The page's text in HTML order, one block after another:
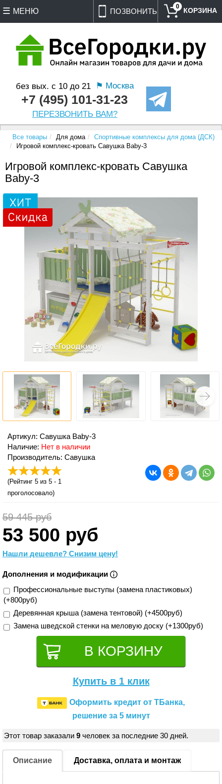
ПОЗВОНИТЬ
без вых. с 10 до 21 ⚑ Москва
+7 (495) 101-31-23
ПЕРЕЗВОНИТЬ ВАМ?
0
МЕНЮ
Все товары Для дома
Спортивные комплексы для дома (ДСК)
Игровой комплекс-кровать Савушка Baby-3
Игровой комплекс-кровать Савушка
Baby-3
Артикул: Савушка Baby-3
Наличие: Нет в наличии
Производитель: Савушка
(Рейтинг 5 из 5 - 1
проголосовало)
59 445 руб
53 500 руб
Нашли дешевле? Снизим цену!
Дополнения и модификации
Профессиональные выступы (замена пластиковых)
(+800руб)
Деревянная крыша (замена тентовой) (+4500руб)
Замена шведской стенки на меловую доску (+1300руб)
Купить в 1 клик
Оформить кредит от ТБанка,
решение за 5 минут
Этот товар заказали 9 человек за последние 30 дней.
Описание Доставка, оплата и монтаж